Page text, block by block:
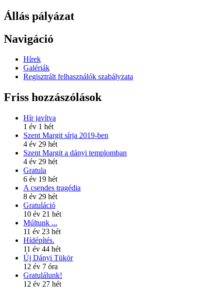
Állás pályázat
Navigáció
Hírek
Galériák
Regisztrált felhasználók szabályzata
Friss hozzászólások
Hír javítva
1 év 1 hét
Szent Margit sírja 2019-ben
4 év 29 hét
Szent Margit a dányi templomban
4 év 29 hét
Gratula
6 év 19 hét
A csendes tragédia
8 év 29 hét
Gratuláció
10 év 21 hét
Múltunk ...
11 év 23 hét
Hídépítés.
11 év 44 hét
Új Dányi Tükör
12 év 7 óra
Gratulálunk!
12 év 27 hét